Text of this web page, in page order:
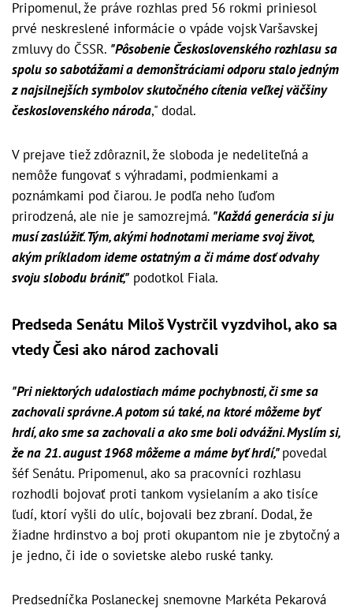
Pripomenul, že práve rozhlas pred 56 rokmi priniesol
prvé neskreslené informácie o vpáde vojsk Varšavskej
zmluvy do ČSSR. "Pôsobenie Československého rozhlasu sa
spolu so sabotážami a demonštráciami odporu stalo jedným
z najsilnejších symbolov skutočného cítenia veľkej väčšiny
československého národa," dodal.
V prejave tiež zdôraznil, že sloboda je nedeliteľná a
nemôže fungovať s výhradami, podmienkami a
poznámkami pod čiarou. Je podľa neho ľuďom
prirodzená, ale nie je samozrejmá. "Každá generácia si ju
musí zaslúžiť. Tým, akými hodnotami meriame svoj život,
akým príkladom ideme ostatným a či máme dosť odvahy
svoju slobodu brániť," podotkol Fiala.
Predseda Senátu Miloš Vystrčil vyzdvihol, ako sa
vtedy Česi ako národ zachovali
"Pri niektorých udalostiach máme pochybnosti, či sme sa
zachovali správne. A potom sú také, na ktoré môžeme byť
hrdí, ako sme sa zachovali a ako sme boli odvážni. Myslím si,
že na 21. august 1968 môžeme a máme byť hrdí,"povedal
šéf Senátu. Pripomenul, ako sa pracovníci rozhlasu
rozhodli bojovať proti tankom vysielaním a ako tisíce
ľudí, ktorí vyšli do ulíc, bojovali bez zbraní. Dodal, že
žiadne hrdinstvo a boj proti okupantom nie je zbytočný a
je jedno, či ide o sovietske alebo ruské tanky.
Predsedníčka Poslaneckej snemovne Markéta Pekarová